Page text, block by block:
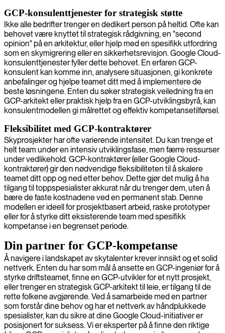
GCP-konsulenttjenester for strategisk støtte
Ikke alle bedrifter trenger en dedikert person på heltid. Ofte kan
behovet være knyttet til strategisk rådgivning, en "second
opinion" på en arkitektur, eller hjelp med en spesifikk utfordring
som en skymigrering eller en sikkerhetsrevisjon. Google Cloud-
konsulenttjenester fyller dette behovet. En erfaren GCP-
konsulent kan komme inn, analysere situasjonen, gi konkrete
anbefalinger og hjelpe teamet ditt med å implementere de
beste løsningene. Enten du søker strategisk veiledning fra en
GCP-arkitekt eller praktisk hjelp fra en GCP-utviklingsbyrå, kan
konsulentmodellen gi målrettet og effektiv kompetansetilførsel.
Fleksibilitet med GCP-kontraktører
Skyprosjekter har ofte varierende intensitet. Du kan trenge et
helt team under en intensiv utviklingsfase, men færre ressurser
under vedlikehold. GCP-kontraktører (eller Google Cloud-
kontraktører) gir den nødvendige fleksibiliteten til å skalere
teamet ditt opp og ned etter behov. Dette gjør det mulig å ha
tilgang til toppspesialister akkurat når du trenger dem, uten å
bære de faste kostnadene ved en permanent stab. Denne
modellen er ideell for prosjektbasert arbeid, raske prototyper
eller for å styrke ditt eksisterende team med spesifikk
kompetanse i en begrenset periode.
Din partner for GCP-kompetanse
Å navigere i landskapet av skytalenter krever innsikt og et solid
nettverk. Enten du har som mål å ansette en GCP-ingeniør for å
styrke driftsteamet, finne en GCP-utvikler for et nytt prosjekt,
eller trenger en strategisk GCP-arkitekt til leie, er tilgang til de
rette folkene avgjørende. Ved å samarbeide med en partner
som forstår dine behov og har et nettverk av håndplukkede
spesialister, kan du sikre at dine Google Cloud-initiativer er
posisjonert for suksess. Vi er eksperter på å finne den riktige